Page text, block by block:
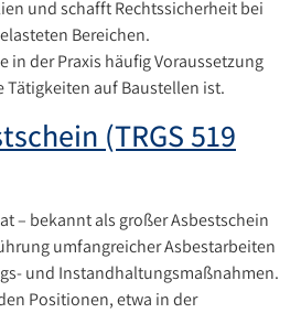
und schafft Rechtssicherheit bei
Bereichen.
der Praxis häufig Voraussetzung
auf Baustellen ist.
(TRGS 519
– bekannt als großer Asbestschein
umfangreicher Asbestarbeiten
und Instandhaltungsmaßnahmen.
Positionen, etwa in der